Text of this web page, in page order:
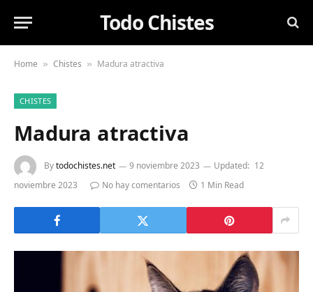
Todo Chistes
Home » Chistes » Madura atractiva
CHISTES
Madura atractiva
Bytodochistes.net 9 noviembre 2023 Updated: 12
noviembre 2023
No hay comentarios 1 Min Read